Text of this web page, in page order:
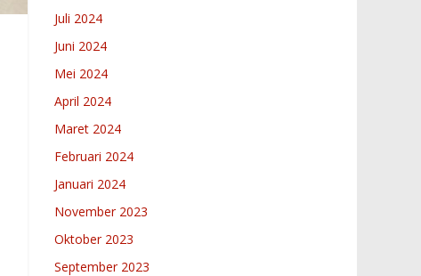
Juli 2024
Juni 2024
Mei 2024
April 2024
Maret 2024
Februari 2024
Januari 2024
November 2023
Oktober 2023
September 2023